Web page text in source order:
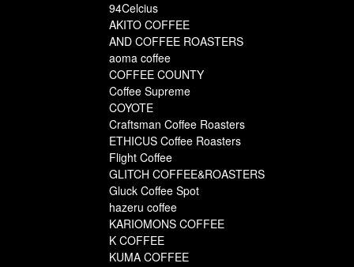
94Celcius
AKITO COFFEE
AND COFFEE ROASTERS
aoma coffee
COFFEE COUNTY
Coffee Supreme
COYOTE
Craftsman Coffee Roasters
ETHICUS Coffee Roasters
Flight Coffee
GLITCH COFFEE&ROASTERS
Gluck Coffee Spot
hazeru coffee
KARIOMONS COFFEE
K COFFEE
KUMA COFFEE